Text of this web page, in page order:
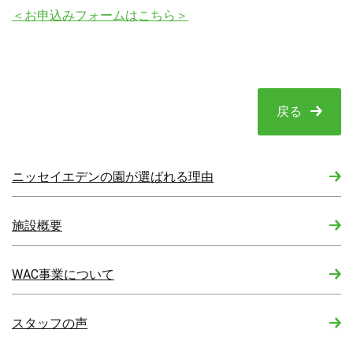
＜お申込みフォームはこちら＞
戻る
ニッセイエデンの園が選ばれる理由
施設概要
WAC事業について
スタッフの声